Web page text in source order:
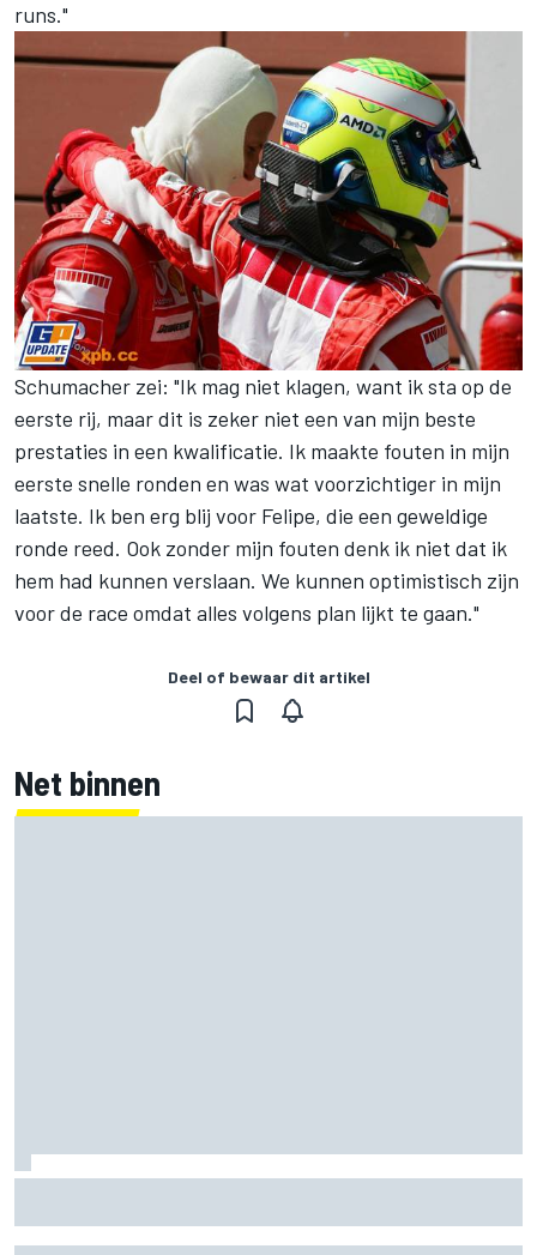
runs."
Schumacher zei: "Ik mag niet klagen, want ik sta op de
eerste rij, maar dit is zeker niet een van mijn beste
prestaties in een kwalificatie. Ik maakte fouten in mijn
eerste snelle ronden en was wat voorzichtiger in mijn
laatste. Ik ben erg blij voor Felipe, die een geweldige
ronde reed. Ook zonder mijn fouten denk ik niet dat ik
hem had kunnen verslaan. We kunnen optimistisch zijn
voor de race omdat alles volgens plan lijkt te gaan."
Deel of bewaar dit artikel
Net binnen